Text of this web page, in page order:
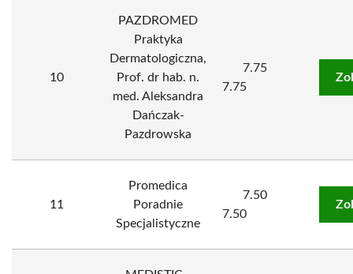
10
PAZDROMED
Praktyka
Dermatologiczna,
Prof. dr hab. n.
med. Aleksandra
Dańczak-
Pazdrowska
7.75
7.75
11
Promedica
Poradnie
Specjalistyczne
7.50
7.50